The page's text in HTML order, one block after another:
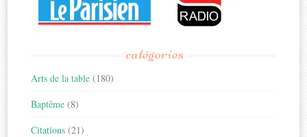
catégories
Arts de la table (180)
Baptême (8)
Citations (21)